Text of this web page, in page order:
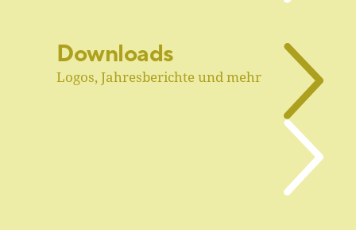
Downloads
Logos, Jahresberichte und mehr